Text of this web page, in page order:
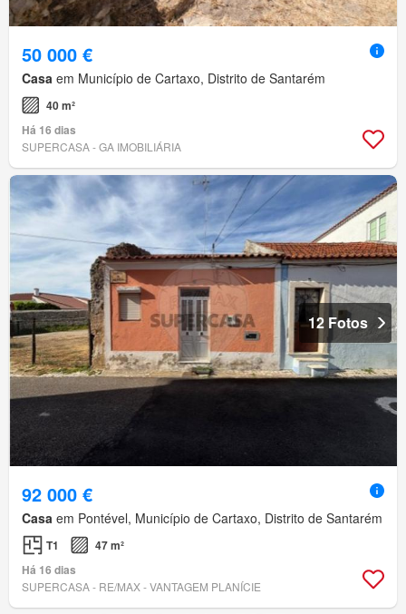
50 000 €
Casa em Município de Cartaxo, Distrito de Santarém
40 m²
Há 16 dias
SUPERCASA - GA IMOBILIÁRIA
12 Fotos
92 000 €
Casa em Pontével, Município de Cartaxo, Distrito de Santarém
T1
47 m²
Há 16 dias
SUPERCASA - RE/MAX - VANTAGEM PLANÍCIE